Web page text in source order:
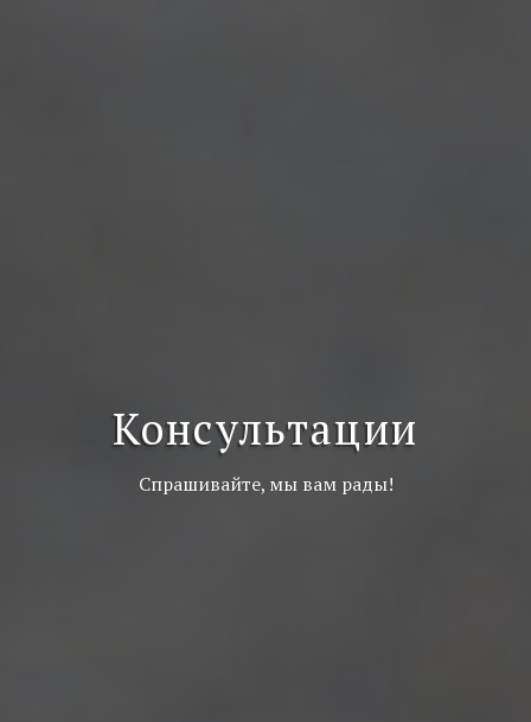
Консультации
Спрашивайте, мы вам рады!